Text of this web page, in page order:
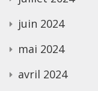
juin 2024
mai 2024
avril 2024